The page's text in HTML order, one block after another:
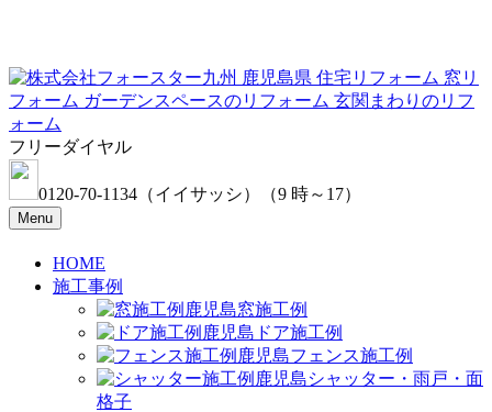
フリーダイヤル
0120-70-1134 （イイサッシ） （9 時～17）
Menu
HOME
施工事例
窓施工例
ドア施工例
フェンス施工例
シャッター・雨戸・面
格子